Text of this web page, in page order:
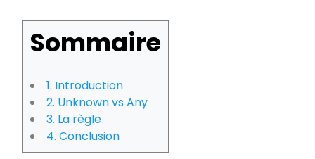
Sommaire
1. Introduction
2. Unknown vs Any
3. La règle
4. Conclusion